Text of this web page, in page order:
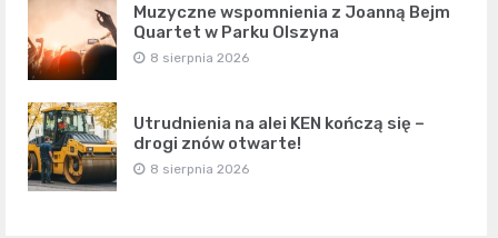
Muzyczne wspomnienia z Joanną Bejm
Quartet w Parku Olszyna
8 sierpnia 2026
Utrudnienia na alei KEN kończą się –
drogi znów otwarte!
8 sierpnia 2026